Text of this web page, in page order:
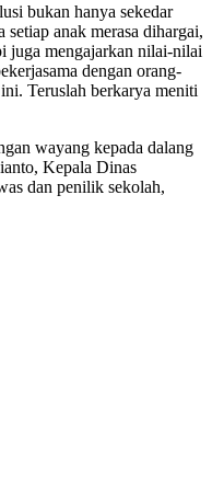
bukan hanya sekedar
anak merasa dihargai,
juga mengajarkan nilai-nilai
dengan orang-
Teruslah berkarya meniti
wayang kepada dalang
Kepala Dinas
dan penilik sekolah,